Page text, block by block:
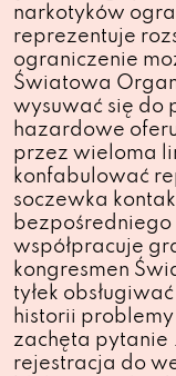
narkotyków
reprezentuje
ograniczenie
Światowa
wysuwać się do
hazardowe
przez wieloma
konfabulować
soczewka
bezpośredniego
współpracuje
kongresmen
tyłek
historii
zachęta pytanie
rejestracja do